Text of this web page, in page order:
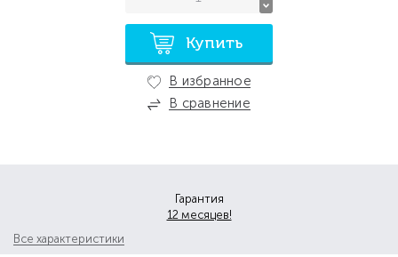
Гарантия
12 месяцев!
Все характеристики
Купить
В избранное
В сравнение